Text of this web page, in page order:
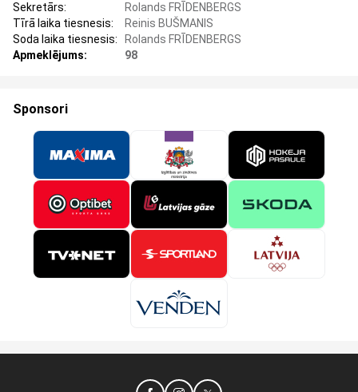
Sekretārs:
Rolands FRĪDENBERGS
Tīrā laika tiesnesis:
Reinis BUŠMANIS
Soda laika tiesnesis:
Rolands FRĪDENBERGS
Apmeklējums:
98
Sponsori